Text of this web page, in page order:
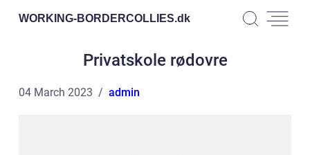
WORKING-BORDERCOLLIES.dk
Privatskole rødovre
04 March 2023 admin